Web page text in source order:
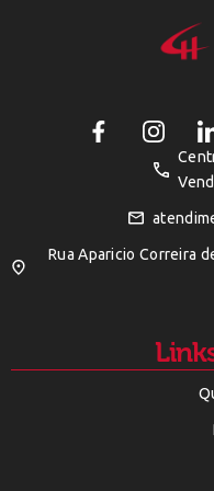
Rua Aparicio Correira